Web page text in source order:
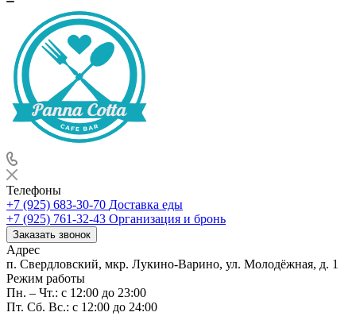
Телефоны
+7 (925) 683-30-70 Доставка еды
+7 (925) 761-32-43 Организация и бронь
Заказать звонок
Адрес
п. Свердловский, мкр. Лукино-Варино, ул. Молодёжная, д. 1
Режим работы
Пн. – Чт.: с 12:00 до 23:00
Пт. Сб. Вс.: с 12:00 до 24:00